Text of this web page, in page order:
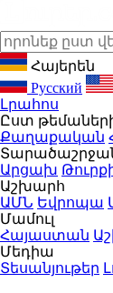
Հայերեն
Русский
Լրահոս
Ըստ
Քաղաքական
Արցախ
Աշխարհ
ԱՄՆ Եվրոպա
Մամուլ
Հայաստան
Մեդիա
Տեսանյութեր